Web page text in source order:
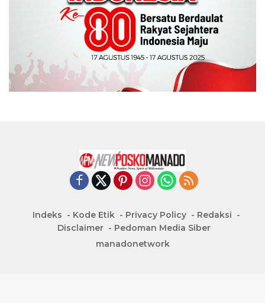
Indeks Kode Etik Privacy Policy
Redaksi
Disclaimer
Pedoman Media Siber
manadonetwork